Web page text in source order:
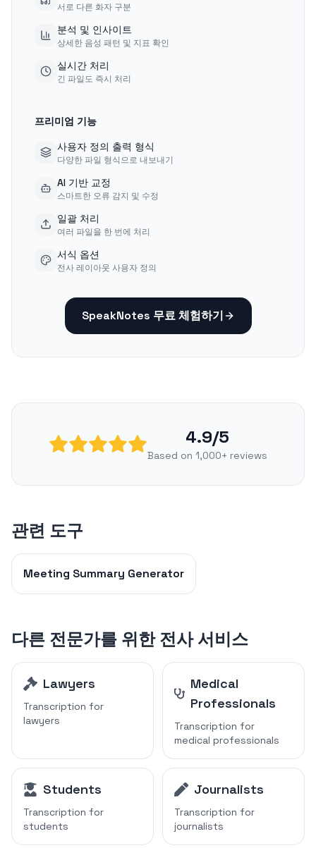
서로 다른 화자 구분
분석 및 인사이트
상세한 음성 패턴 및 지표 확인
실시간 처리
긴 파일도 즉시 처리
프리미엄 기능
사용자 정의 출력 형식
다양한 파일 형식으로 내보내기
AI 기반 교정
스마트한 오류 감지 및 수정
일괄 처리
여러 파일을 한 번에 처리
서식 옵션
전사 레이아웃 사용자 정의
SpeakNotes 무료 체험하기
4.9/5
Based on 1,000+ reviews
관련 도구
Meeting Summary Generator
다른 전문가를 위한 전사 서비스
Lawyers
Transcription for
lawyers
Medical
Professionals
Transcription for
medical professionals
Students
Transcription for
students
Journalists
Transcription for
journalists